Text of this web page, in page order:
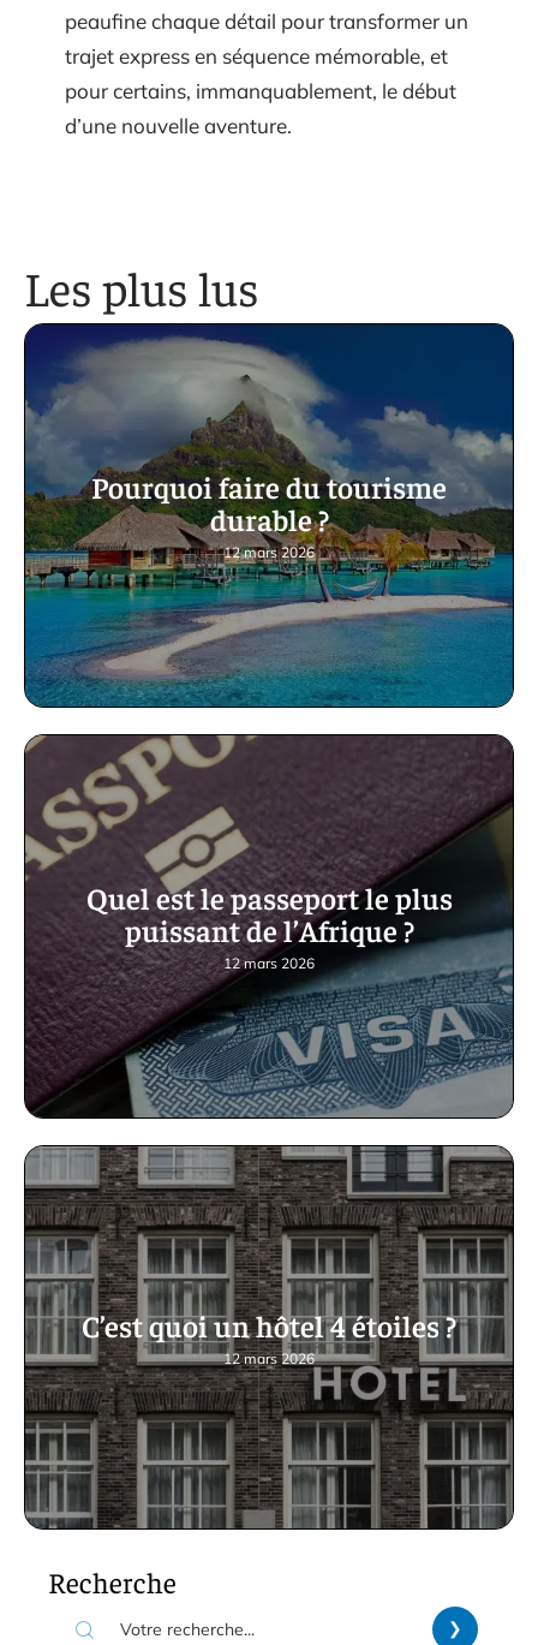
peaufine chaque détail pour transformer un
trajet express en séquence mémorable, et
pour certains, immanquablement, le début
d’une nouvelle aventure.
Les plus lus
Pourquoi faire du tourisme
durable ?
12 mars 2026
Quel est le passeport le plus
puissant de l’Afrique ?
12 mars 2026
C’est quoi un hôtel 4 étoiles ?
12 mars 2026
Recherche